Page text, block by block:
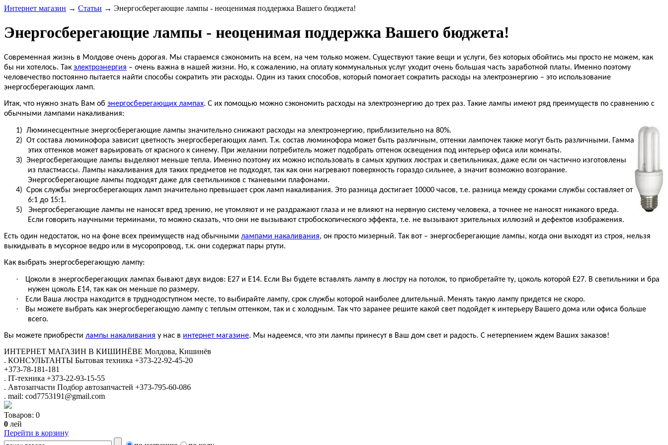
Интернет магазин → Статьи → Энергосберегающие лампы - неоценимая поддержка Вашего бюджета!
Энергосберегающие лампы - неоценимая поддержка Вашего бюджета!
Современная жизнь в Молдове очень дорогая. Мы стараемся сэкономить на всем, на чем только можем. Существуют такие вещи и услуги, без которых обойтись мы просто не можем, как
бы ни хотелось. Так электроэнергия – очень важна в нашей жизни. Но, к сожалению, на оплату коммунальных услуг уходит очень большая часть заработной платы. Именно поэтому
человечество постоянно пытается найти способы сократить эти расходы. Один из таких способов, который помогает сократить расходы на электроэнергию – это использование
энергосберегающих ламп.
Итак, что нужно знать Вам об энергосберегающих лампах. С их помощью можно сэкономить расходы на электроэнергию до трех раз. Такие лампы имеют ряд преимуществ по сравнению с
обычными лампами накаливания:
1) Люминесцентные энергосберегающие лампы значительно снижают расходы на электроэнергию, приблизительно на 80%.
2) От состава люминофора зависит цветность энергосберегающих ламп. Т.к. состав люминофора может быть различным, оттенки лампочек также могут быть различными. Гамма
этих оттенков может варьировать от красного к синему. При желании потребитель может подобрать оттенок освещения под интерьер офиса или комнаты.
3) Энергосберегающие лампы выделяют меньше тепла. Именно поэтому их можно использовать в самых хрупких люстрах и светильниках, даже если он частично изготовлены
из пластмассы. Лампы накаливания для таких предметов не подходят, так как они нагревают поверхность гораздо сильнее, а значит возможно возгорание.
Энергосберегающие лампы подходят даже для светильников с тканевыми плафонами.
4) Срок службы энергосберегающих ламп значительно превышает срок ламп накаливания. Это разница достигает 10000 часов, т.е. разница между сроками службы составляет от
6:1 до 15:1.
5)
Энергосберегающие лампы не наносят вред зрению, не утомляют и не раздражают глаза и не влияют на нервную систему человека, а точнее не наносят никакого вреда.
Если говорить научными терминами, то можно сказать, что они не вызывают стробоскопического эффекта, т.е. не вызывают зрительных иллюзий и дефектов изображения.
Есть один недостаток, но на фоне всех преимуществ над обычными лампами накаливания, он просто мизерный. Так вот – энергосберегающие лампы, когда они выходят из строя, нельзя
выкидывать в мусорное ведро или в мусоропровод, т.к. они содержат пары ртути.
Как выбрать энергосберегающую лампу:
·
Цоколи в энергосберегающих лампах бывают двух видов: Е27 и Е14. Если Вы будете вставлять лампу в люстру на потолок, то приобретайте ту, цоколь которой Е27. В светильники и бра
нужен цоколь Е14, так как он меньше по размеру.
· Если Ваша люстра находится в труднодоступном месте, то выбирайте лампу, срок службы которой наиболее длительный. Менять такую лампу придется не скоро.
·
Вы можете выбрать как энергосберегающую лампу с теплым оттенком, так и с холодным. Так что заранее решите какой свет подойдет к интерьеру Вашего дома или офиса больше
всего.
Вы можете приобрести лампы накаливания у нас в интернет магазине. Мы надеемся, что эти лампы принесут в Ваш дом свет и радость. С нетерпением ждем Ваших заказов!
ИНТЕРНЕТ МАГАЗИН В КИШИНЁВЕ Молдова, Кишинёв
. КОНСУЛЬТАНТЫ Бытовая техника +373-22-92-45-20
+373-78-181-181
. IT-техника +373-22-93-15-55
. Автозапчасти Подбор автозапчастей +373-795-60-086
. mail: cod7753191@gmail.com
Товаров: 0
0 лей
Перейти в корзину